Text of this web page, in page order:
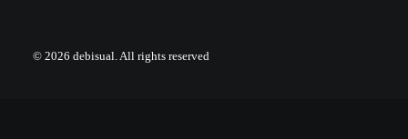
© 2026 debisual.All rights reserved